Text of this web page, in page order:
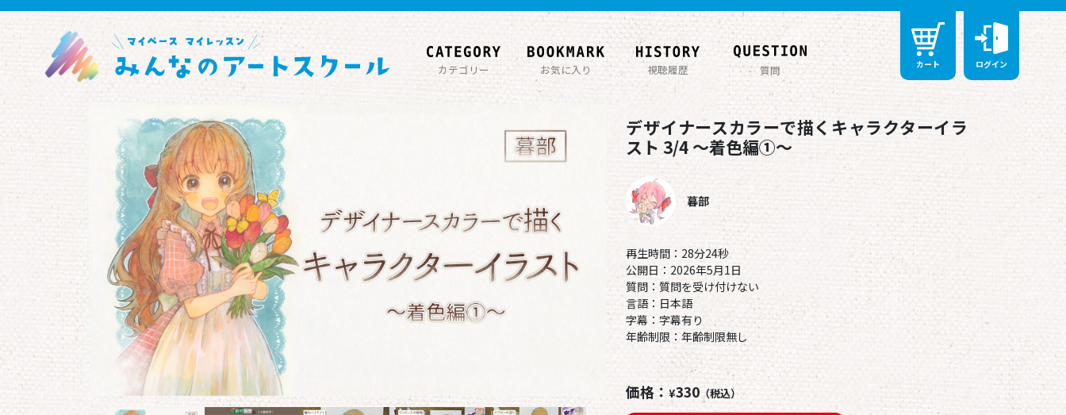
カテゴリー お気に入り 視聴履歴 質問 カート ログイン
デザイナースカラーで描くキャラクターイラ
スト 3/4 ～着色編①～
暮部
再生時間：28分24秒
公開日：2026年5月1日
質問：質問を受け付けない
言語：日本語
字幕：字幕有り
年齢制限：年齢制限無し
価格：¥330 （税込）